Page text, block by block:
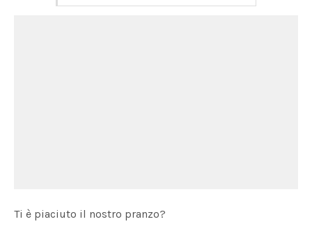
Ti è piaciuto il nostro pranzo?